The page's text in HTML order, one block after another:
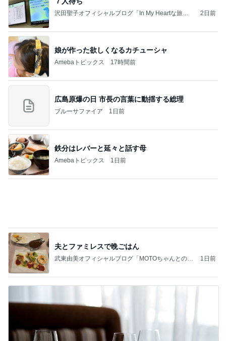
沢田聖子オフィシャルブログ「In My Heartな旅日
2日前
娘が作った欲しくなるカチューシャ
Amebaトピックス 17時間前
広島原爆の日 市長の言葉に動揺する総理
ブルーサファイア 1日前
鉄分はレバーと延々と話す母
Amebaトピックス 1日前
夫とファミレスで晩ごはん
武東由美オフィシャルブログ「MOTOちゃんとのは
1日前